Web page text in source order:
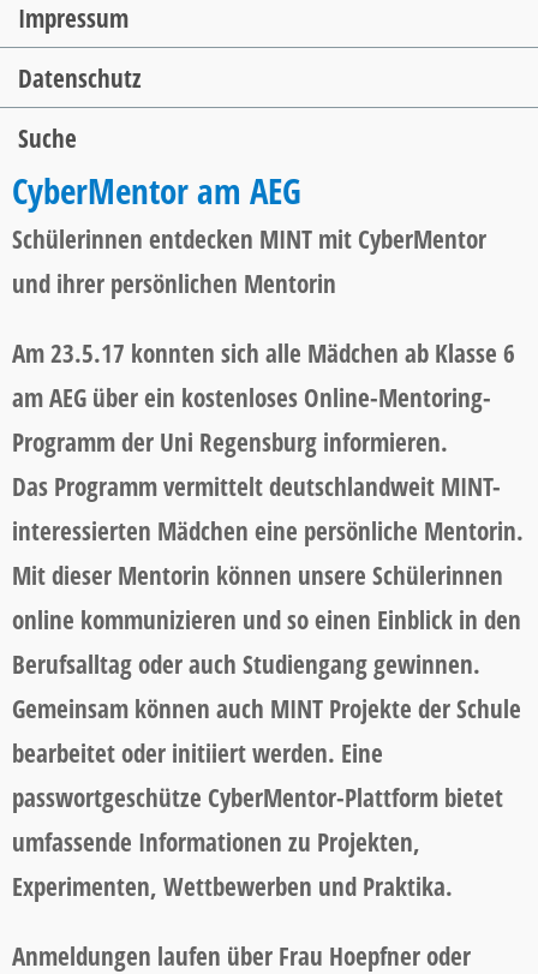
Impressum
Datenschutz
Suche
CyberMentor am AEG
Schülerinnen entdecken MINT mit CyberMentor
und ihrer persönlichen Mentorin
Am 23.5.17 konnten sich alle Mädchen ab Klasse 6
am AEG über ein kostenloses Online-Mentoring-
Programm der Uni Regensburg informieren.
Das Programm vermittelt deutschlandweit MINT-
interessierten Mädchen eine persönliche Mentorin.
Mit dieser Mentorin können unsere Schülerinnen
online kommunizieren und so einen Einblick in den
Berufsalltag oder auch Studiengang gewinnen.
Gemeinsam können auch MINT Projekte der Schule
bearbeitet oder initiiert werden. Eine
passwortgeschütze CyberMentor-Plattform bietet
umfassende Informationen zu Projekten,
Experimenten, Wettbewerben und Praktika.
Anmeldungen laufen über Frau Hoepfner oder